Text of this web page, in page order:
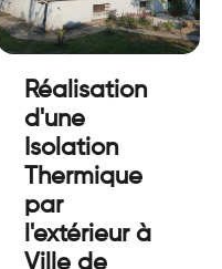
Réalisation
d'une
Isolation
Thermique
par
l'extérieur à
Ville de